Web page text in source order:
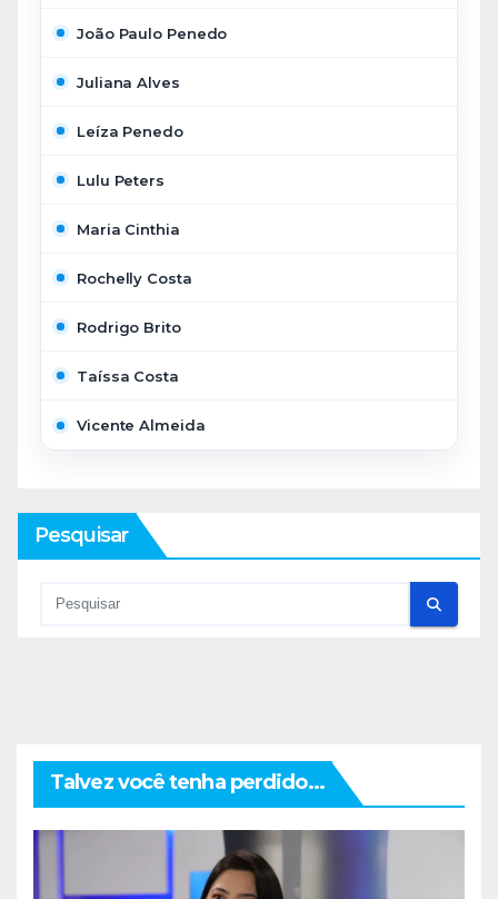
João Paulo Penedo
Juliana Alves
Leíza Penedo
Lulu Peters
Maria Cinthia
Rochelly Costa
Rodrigo Brito
Taíssa Costa
Vicente Almeida
Pesquisar
Talvez você tenha perdido...